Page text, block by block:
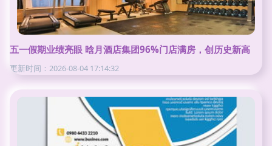
五一假期业绩亮眼 晗月酒店集团96%门店满房，创历史新高
更新时间：2026-08-04 17:14:32